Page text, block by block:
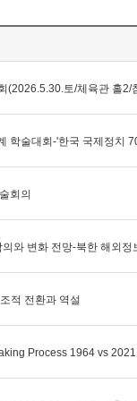
(2026.5.30.토/체육관 홀2/
학술대회-'한국 국제정치
회의
와 변화 전망-북한 해외정
적 전환과 역설
Process 1964 vs 2021